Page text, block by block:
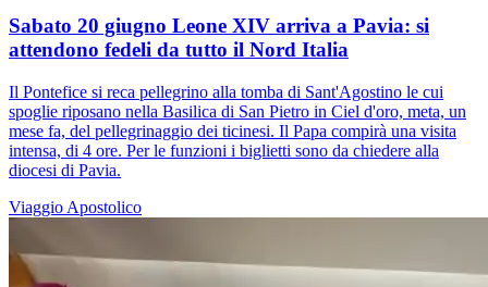
Sabato 20 giugno Leone XIV arriva a Pavia: si
attendono fedeli da tutto il Nord Italia
Il Pontefice si reca pellegrino alla tomba di Sant'Agostino le cui
spoglie riposano nella Basilica di San Pietro in Ciel d'oro, meta, un
mese fa, del pellegrinaggio dei ticinesi. Il Papa compirà una visita
intensa, di 4 ore. Per le funzioni i biglietti sono da chiedere alla
diocesi di Pavia.
Viaggio Apostolico